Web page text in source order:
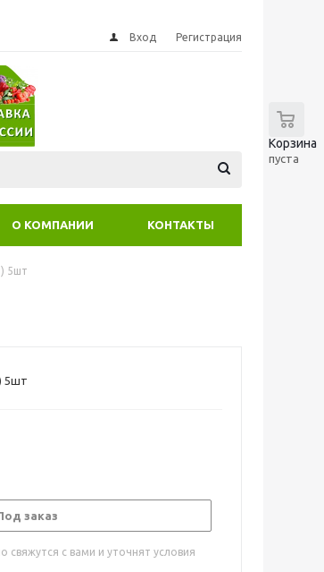
Вход Регистрация
Корзина
пуста
О КОМПАНИИ КОНТАКТЫ
5шт
5шт
заказ
с вами и уточнят условия